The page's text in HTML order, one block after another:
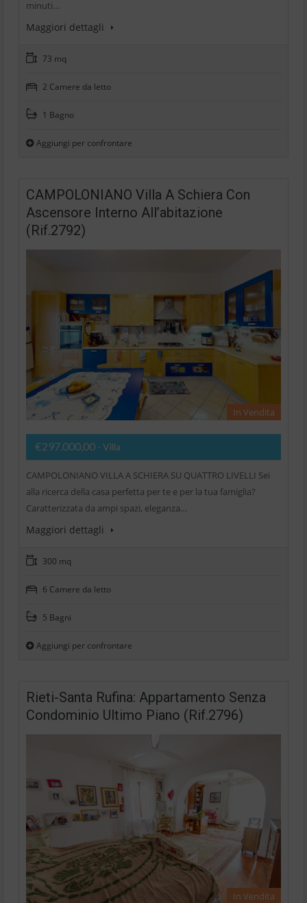
minuti…
Maggiori dettagli
73 mq
2 Camere da letto
1 Bagno
Aggiungi per confrontare
CAMPOLONIANO Villa A Schiera Con
Ascensore Interno All’abitazione
(Rif.2792)
In Vendita
€297.000,00 - Villa
CAMPOLONIANO VILLA A SCHIERA SU QUATTRO LIVELLI Sei
alla ricerca della casa perfetta per te e per la tua famiglia?
Caratterizzata da ampi spazi, eleganza…
Maggiori dettagli
300 mq
6 Camere da letto
5 Bagni
Aggiungi per confrontare
Rieti-Santa Rufina: Appartamento Senza
Condominio Ultimo Piano (Rif.2796)
In Vendita